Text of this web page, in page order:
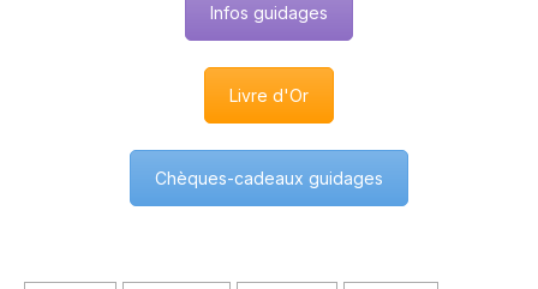
Infos guidages
Livre d'Or
Chèques-cadeaux guidages